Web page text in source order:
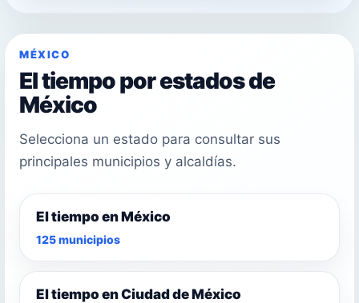
MÉXICO
El tiempo por estados de
México
Selecciona un estado para consultar sus
principales municipios y alcaldías.
El tiempo en México
125 municipios
El tiempo en Ciudad de México